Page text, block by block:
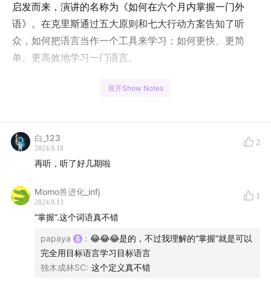
启发而来，演讲的名称为《如何在六个月内掌握一门外
语》。在克里斯通过五大原则和七大行动方案告知了听
众，如何把语言当作一个工具来学习；如何更快、更简
单、更高效地学习一门语言。
我们也结合自身的体会聊了一下有共鸣的原则和行动方
主播介绍
Papaya - 更倾向把英语作为一个工具来学习
S1ngS1ng - 更倾向用学术的方法来学英语
展开Show Notes
白_123
2024.9.18
2
再听，听了好几期啦
Momo兽进化_infj
2024.9.13
1
“掌握”.这个词语真不错
papaya : 😂😂😂是的，不过我理解的“掌握”就是可以
完全用目标语言学习目标语言
独木成林SC: 这个定义真不错